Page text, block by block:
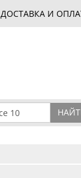
ДОСТАВКА И